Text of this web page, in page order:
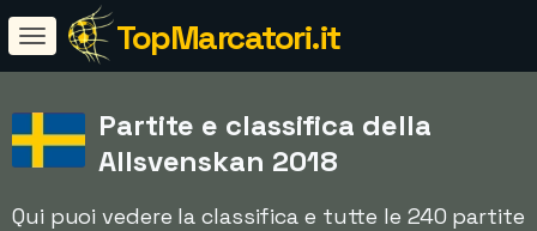
TopMarcatori.it
Partite e classifica della
Allsvenskan 2018
Qui puoi vedere la classifica e tutte le 240 partite